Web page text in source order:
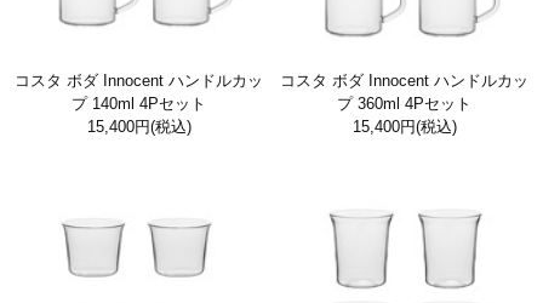
コスタ ボダ Innocent ハンドルカッ
プ 140ml 4Pセット
15,400円(税込)
コスタ ボダ Innocent ハンドルカッ
プ 360ml 4Pセット
15,400円(税込)